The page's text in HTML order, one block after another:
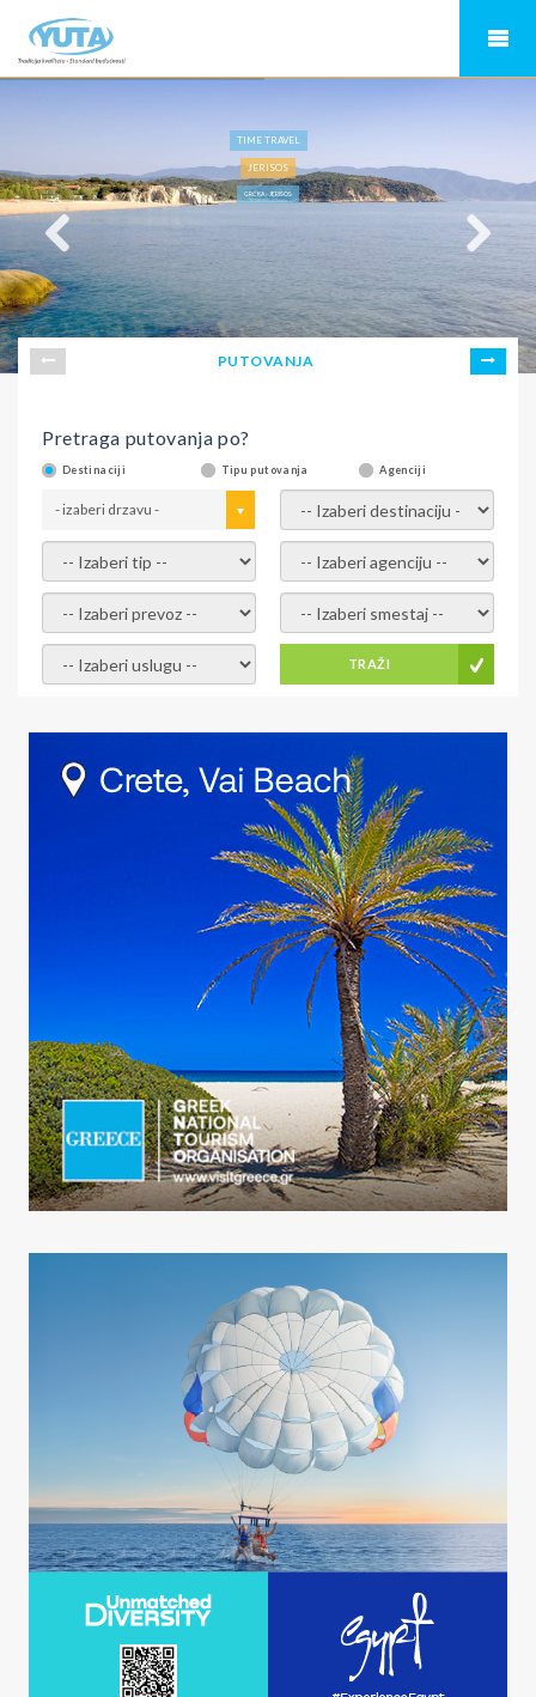
TIME TRAVEL
JERISOS
GRČKA - JERISOS
PUTOVANJA
Pretraga putovanja po?
Destinaciji Tipu putovanja Agenciji
- izaberi drzavu - - izaberi destinaciju -
- izaberi tip - - izaberi agenciju -
- izaberi prevoz - - Izaberite smestaj -
- Izaberite uslugu - TRAŽI